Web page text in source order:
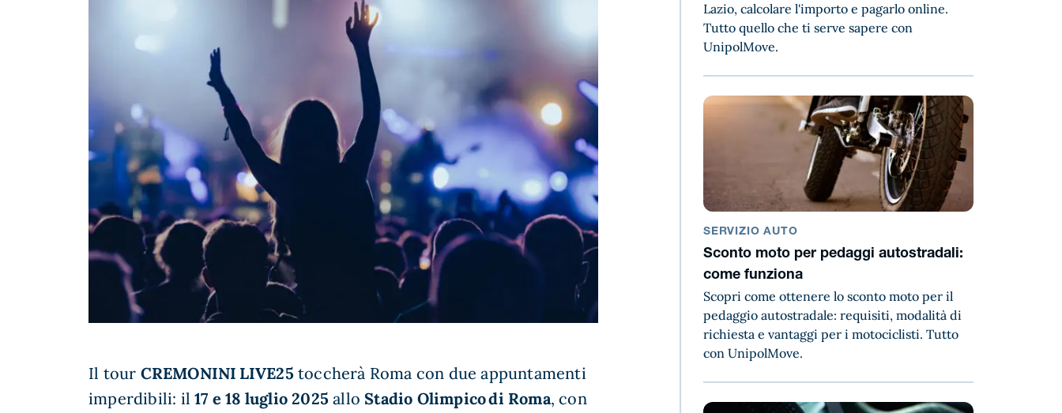
Il tour CREMONINI LIVE25toccherà Roma con due appuntamenti
imperdibili: il17 e 18 luglio 2025 alloStadio Olimpico di Roma, con
Lazio, calcolare l'importo e pagarlo online.
Tutto quello che ti serve sapere con
UnipolMove.
SERVIZIO AUTO
Sconto moto per pedaggi autostradali:
come funziona
Scopri come ottenere lo sconto moto per il
pedaggio autostradale: requisiti, modalità di
richiesta e vantaggi per i motociclisti. Tutto
con UnipolMove.